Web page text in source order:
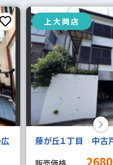
上大岡店
藤が丘１丁目 中古
2680